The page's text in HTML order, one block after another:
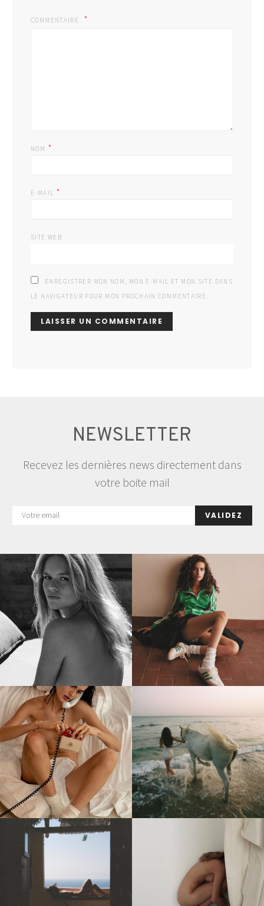
COMMENTAIRE
NOM *
E-MAIL *
SITE WEB
ENREGISTRER MON NOM, MON E-MAIL ET MON SITE DANS
LE NAVIGATEUR POUR MON PROCHAIN COMMENTAIRE.
NEWSLETTER
Recevez les dernières news directement dans
votre boite mail
VALIDEZ